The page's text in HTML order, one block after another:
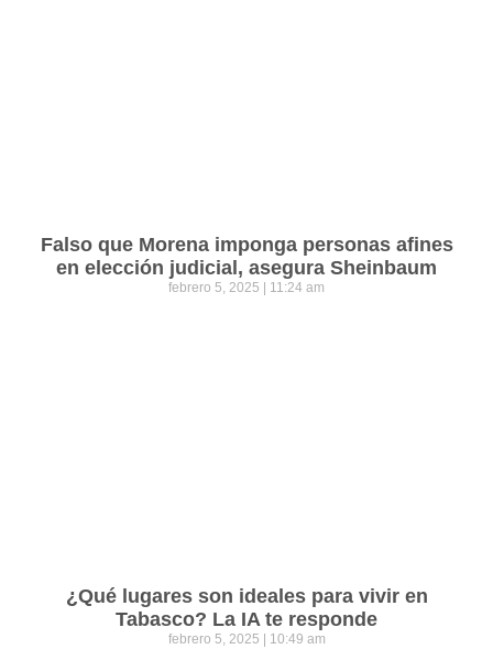
Falso que Morena imponga personas afines
en elección judicial, asegura Sheinbaum
febrero 5, 2025 11:24 am
¿Qué lugares son ideales para vivir en
Tabasco? La IA te responde
febrero 5, 2025 10:49 am